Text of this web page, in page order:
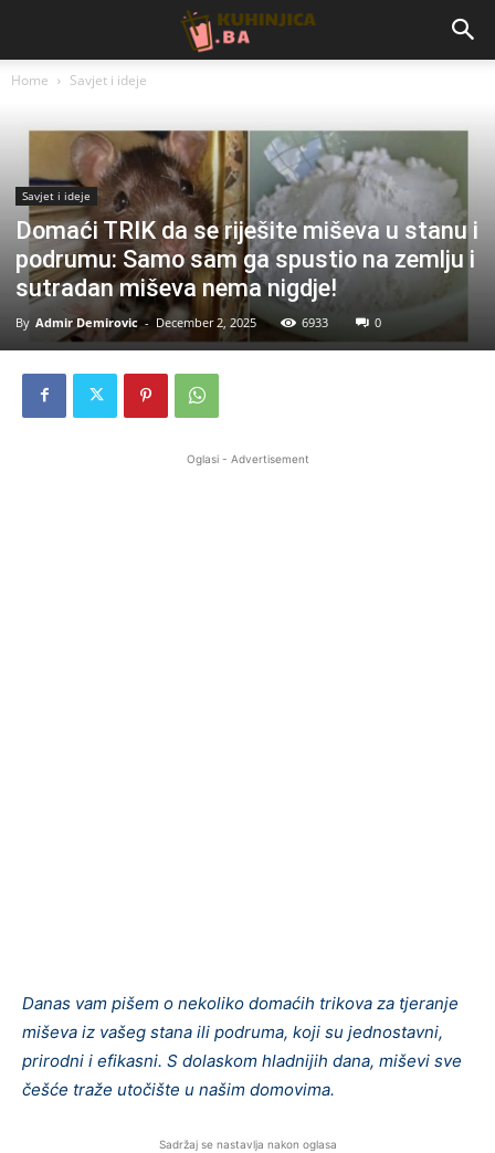
Home Savjet i ideje
Savjet i ideje
Domaći TRIK da se riješite miševa u stanu i
podrumu: Samo sam ga spustio na zemlju i
sutradan miševa nema nigdje!
By Admir Demirovic - December 2, 2025 6933 0
Oglasi - Advertisement
Danas vam pišem o nekoliko domaćih trikova za tjeranje
miševa iz vašeg stana ili podruma, koji su jednostavni,
prirodni i efikasni. S dolaskom hladnijih dana, miševi sve
češće traže utočište u našim domovima.
Sadržaj se nastavlja nakon oglasa